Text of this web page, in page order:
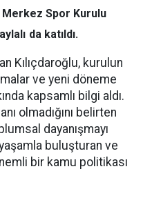
Merkez Spor Kurulu
da katıldı.
Kılıçdaroğlu, kurulun
ve yeni döneme
kapsamlı bilgi aldı.
olmadığını belirten
dayanışmayı
buluşturan ve
bir kamu politikası